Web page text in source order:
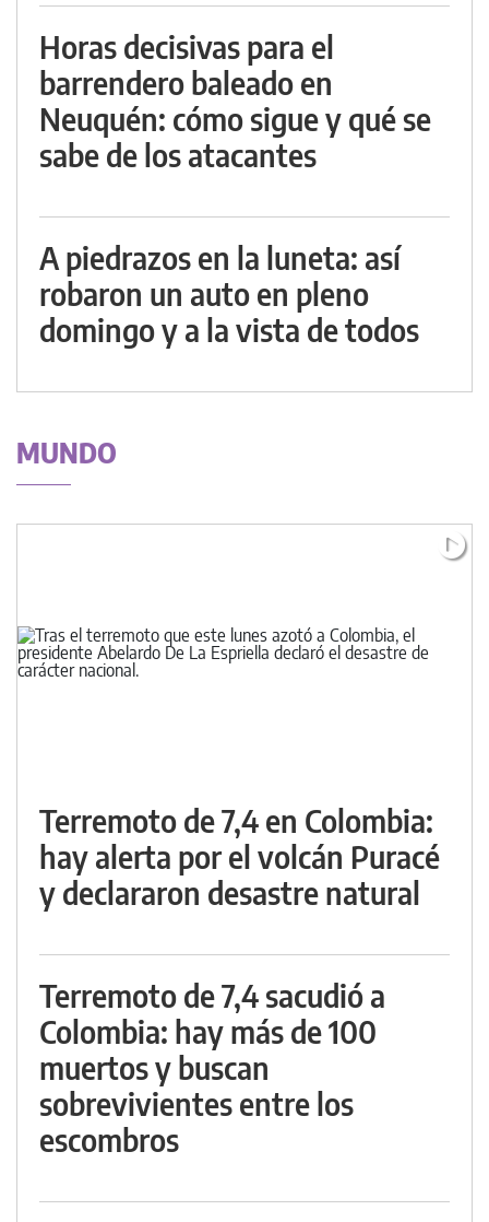
Horas decisivas para el
barrendero baleado en
Neuquén: cómo sigue y qué se
sabe de los atacantes
A piedrazos en la luneta: así
robaron un auto en pleno
domingo y a la vista de todos
MUNDO
Terremoto de 7,4 en Colombia:
hay alerta por el volcán Puracé
y declararon desastre natural
Terremoto de 7,4 sacudió a
Colombia: hay más de 100
muertos y buscan
sobrevivientes entre los
escombros